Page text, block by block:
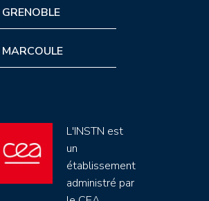
GRENOBLE
MARCOULE
L'INSTN est
un
établissement
administré par